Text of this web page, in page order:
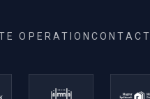
OPERATIONCONTACT